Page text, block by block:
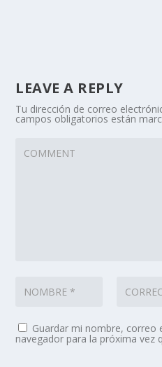
LEAVE A REPLY
Tu dirección de correo
campos obligatorios están
Guardar mi nombre, correo
navegador para la próxima vez